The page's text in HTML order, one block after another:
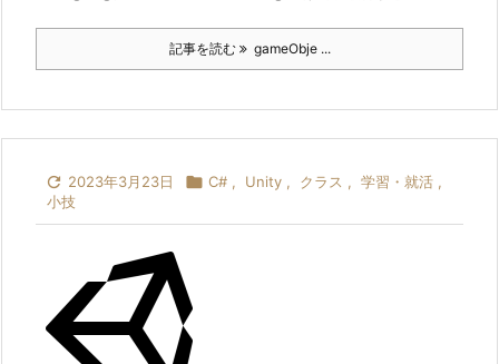
記事を読む gameObje ...
 2023年3月23日  C# , Unity , クラス , 学習・就活 ,
小技